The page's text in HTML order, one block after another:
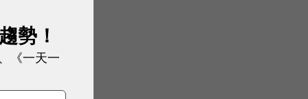
勢！
《一天一